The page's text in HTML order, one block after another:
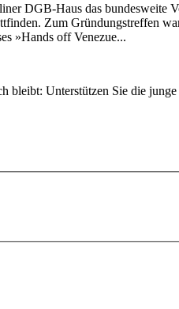
DGB-Haus das bundesweite
Zum Gründungstreffen
»Hands off Venezue...
bleibt: Unterstützen Sie die